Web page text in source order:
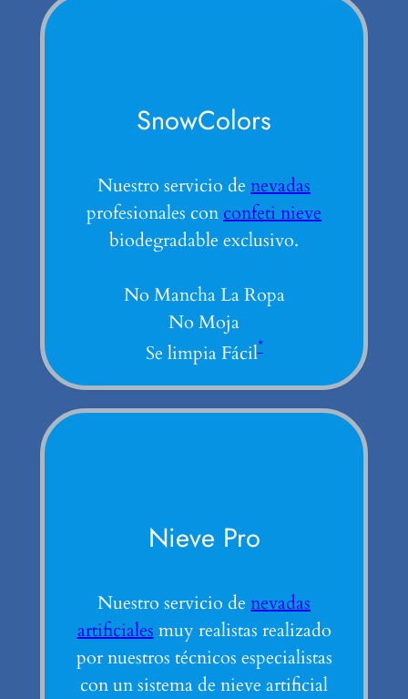
SnowColors
Nuestro servicio de nevadas
profesionales con confeti nieve
biodegradable exclusivo.
No Mancha La Ropa
No Moja
Se limpia Fácil*
Nieve Pro
Nuestro servicio de nevadas
artificiales muy realistas realizado
por nuestros técnicos especialistas
con un sistema de nieve artificial